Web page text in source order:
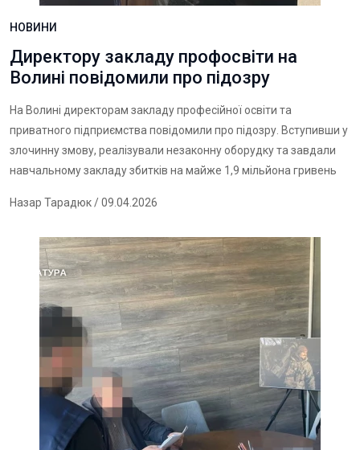
НОВИНИ
Директору закладу профосвіти на
Волині повідомили про підозру
На Волині директорам закладу професійної освіти та
приватного підприємства повідомили про підозру. Вступивши у
злочинну змову, реалізували незаконну оборудку та завдали
навчальному закладу збитків на майже 1,9 мільйона гривень
Назар Тарадюк/ 09.04.2026